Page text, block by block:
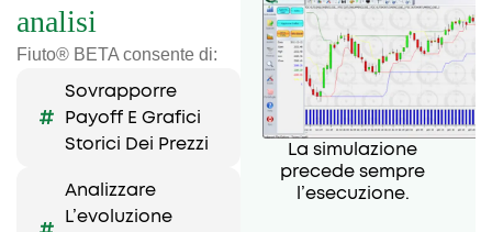
analisi
Fiuto® BETA consente di:
Sovrapporre
Payoff E Grafici
Storici Dei Prezzi
Analizzare
L’evoluzione
La simulazione
precede sempre
l’esecuzione.